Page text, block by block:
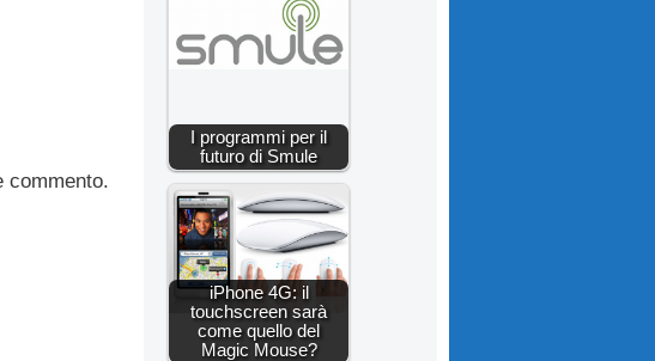
commento.
I programmi per il
futuro di Smule
iPhone 4G: il
touchscreen sarà
come quello del
Magic Mouse?